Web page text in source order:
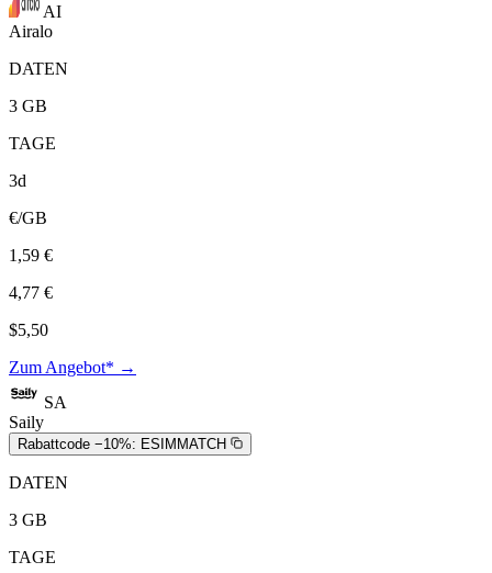
AI
Airalo
DATEN
3 GB
TAGE
3d
€/GB
1,59 €
4,77 €
$5,50
Zum Angebot* →
SA
Saily
Rabattcode −10%: ESIMMATCH
DATEN
3 GB
TAGE